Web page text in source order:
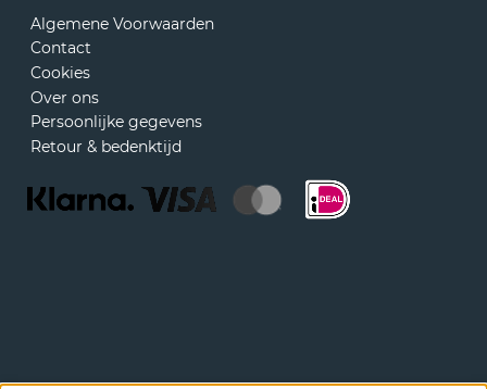
Algemene Voorwaarden
Contact
Cookies
Over ons
Persoonlijke gegevens
Retour & bedenktijd